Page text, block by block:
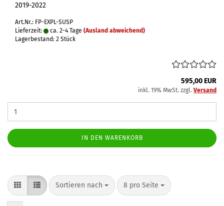
2019-2022
Art.Nr.: FP-EXPL-SUSP
Lieferzeit:
ca. 2-4 Tage (Ausland abweichend)
Lagerbestand: 2 Stück
595,00 EUR
inkl. 19% MwSt. zzgl. Versand
IN DEN WARENKORB
Sortieren nach
Sortieren nach 8 pro Seite
pro Seite